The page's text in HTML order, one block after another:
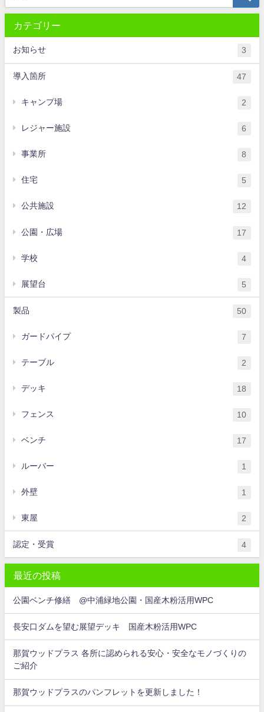
カテゴリー
お知らせ 3
導入箇所 47
キャンプ場 2
レジャー施設 6
事業所 8
住宅 5
公共施設 12
公園・広場 17
学校 4
展望台 5
製品 50
ガードパイプ 7
テーブル 2
デッキ 18
フェンス 10
ベンチ 17
ルーバー 1
外壁 1
東屋 2
認定・受賞 4
最近の投稿
公園ベンチ修繕 @中浦緑地公園・国産木粉活用WPC
長安口ダムを望む展望デッキ 国産木粉活用WPC
那賀ウッドプラス 各所に認められる安心・安全なモノづくりの
ご紹介
那賀ウッドプラスのパンフレットを更新しました！